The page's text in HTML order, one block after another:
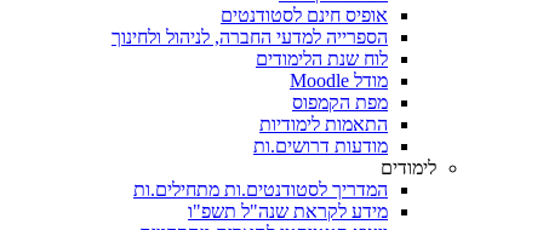
אופיס חינם לסטודנטים
הספרייה למדעי החברה, לניהול ולחינוך
לוח שנת הלימודים
מודל Moodle
מפת הקמפוס
התאמות לימודיות
מודעות דרושים.ות
לימודים
המדריך לסטודנטים.ות מתחילים.ות
מידע לקראת שנה"ל תשפ"ו